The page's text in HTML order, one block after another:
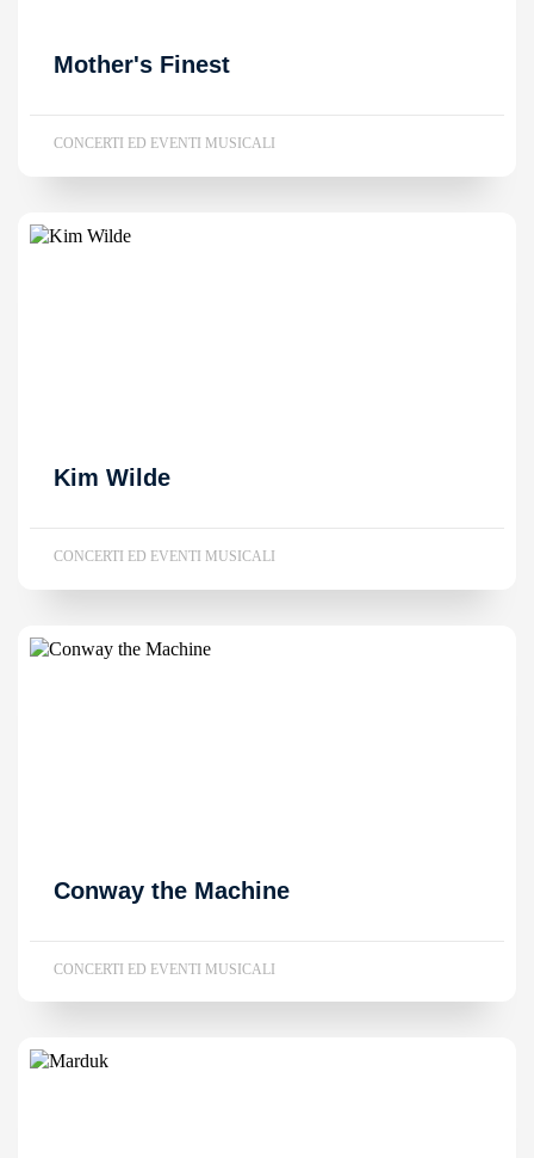
Mother's Finest
CONCERTI ED EVENTI MUSICALI
Kim Wilde
CONCERTI ED EVENTI MUSICALI
Conway the Machine
CONCERTI ED EVENTI MUSICALI